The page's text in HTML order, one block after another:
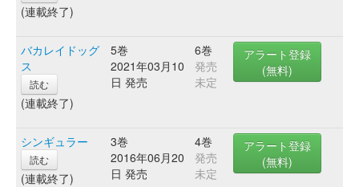
(連載終了)
バカレイドッグ
ス
読む
(連載終了)
5巻
2021年03月10
日 発売
6巻
発売
未定
アラート登録
(無料)
シンギュラー
読む
(連載終了)
3巻
2016年06月20
日 発売
4巻
発売
未定
アラート登録
(無料)